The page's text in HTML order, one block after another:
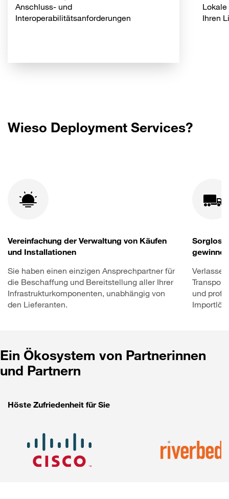
Anschluss- und
Interoperabilitätsanforderungen
Ihren
Wieso Deployment Services?
Vereinfachung der Verwaltung von Käufen
und Installationen
Sie haben einen einzigen Ansprechpartner für
die Beschaffung und Bereitstellung aller Ihrer
Infrastrukturkomponenten, unabhängig von
den Lieferanten.
gewinnen
und
Ein Ökosystem von Partnerinnen
und Partnern
Höste Zufriedenheit für Sie